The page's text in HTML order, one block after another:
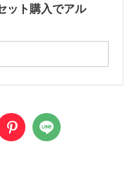
ット購入でアル